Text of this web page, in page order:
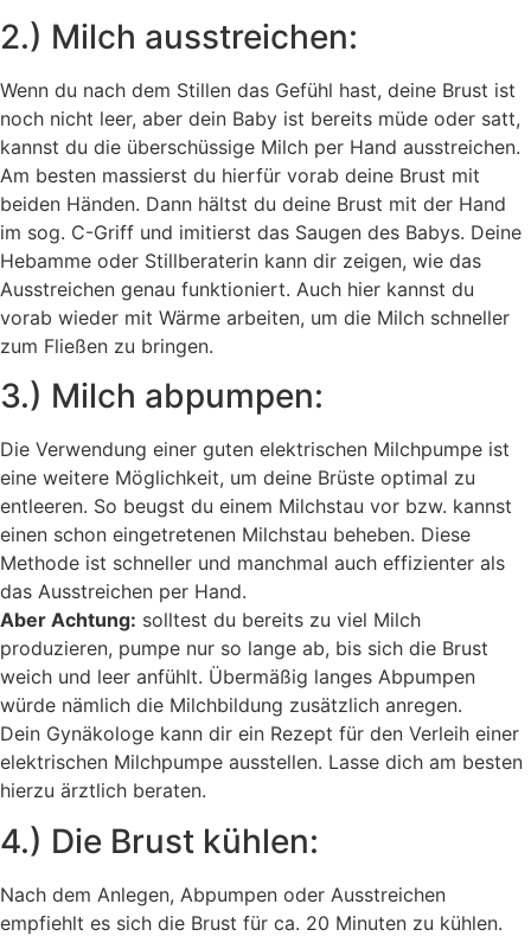
2.) Milch ausstreichen:
Wenn du nach dem Stillen das Gefühl hast, deine Brust ist
noch nicht leer, aber dein Baby ist bereits müde oder satt,
kannst du die überschüssige Milch per Hand ausstreichen.
Am besten massierst du hierfür vorab deine Brust mit
beiden Händen. Dann hältst du deine Brust mit der Hand
im sog. C-Griff und imitierst das Saugen des Babys. Deine
Hebamme oder Stillberaterin kann dir zeigen, wie das
Ausstreichen genau funktioniert. Auch hier kannst du
vorab wieder mit Wärme arbeiten, um die Milch schneller
zum Fließen zu bringen.
3.) Milch abpumpen:
Die Verwendung einer guten elektrischen Milchpumpe ist
eine weitere Möglichkeit, um deine Brüste optimal zu
entleeren. So beugst du einem Milchstau vor bzw. kannst
einen schon eingetretenen Milchstau beheben. Diese
Methode ist schneller und manchmal auch effizienter als
das Ausstreichen per Hand.
Aber Achtung: solltest du bereits zu viel Milch
produzieren, pumpe nur so lange ab, bis sich die Brust
weich und leer anfühlt. Übermäßig langes Abpumpen
würde nämlich die Milchbildung zusätzlich anregen.
Dein Gynäkologe kann dir ein Rezept für den Verleih einer
elektrischen Milchpumpe ausstellen. Lasse dich am besten
hierzu ärztlich beraten.
4.) Die Brust kühlen:
Nach dem Anlegen, Abpumpen oder Ausstreichen
empfiehlt es sich die Brust für ca. 20 Minuten zu kühlen.